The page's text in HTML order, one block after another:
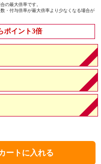
の最大倍率です。
・付与倍率が最大倍率より少なくなる場合が
ポイント3倍
ートに入れる